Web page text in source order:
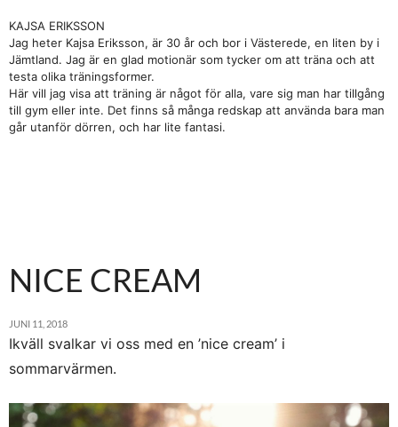
KAJSA ERIKSSON
Jag heter Kajsa Eriksson, är 30 år och bor i Västerede, en liten by i
Jämtland. Jag är en glad motionär som tycker om att träna och att
testa olika träningsformer.
Här vill jag visa att träning är något för alla, vare sig man har tillgång
till gym eller inte. Det finns så många redskap att använda bara man
går utanför dörren, och har lite fantasi.
NICE CREAM
JUNI 11, 2018
Ikväll svalkar vi oss med en ’nice cream’ i
sommarvärmen.